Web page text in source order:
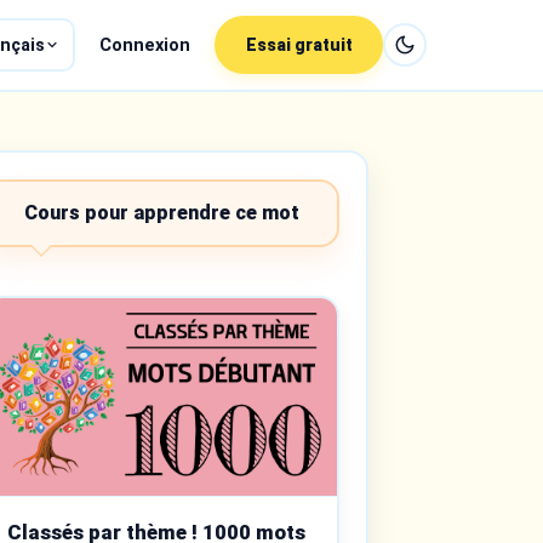
Connexion Essai gratuit
Cours pour apprendre ce mot
Classés par thème ! 1000 mots